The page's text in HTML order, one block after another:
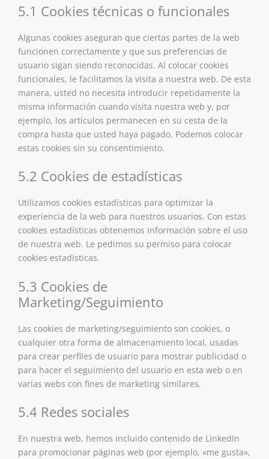
5.1 Cookies técnicas o funcionales
Algunas cookies aseguran que ciertas partes de la web
funcionen correctamente y que sus preferencias de
usuario sigan siendo reconocidas. Al colocar cookies
funcionales, le facilitamos la visita a nuestra web. De esta
manera, usted no necesita introducir repetidamente la
misma información cuando visita nuestra web y, por
ejemplo, los artículos permanecen en su cesta de la
compra hasta que usted haya pagado. Podemos colocar
estas cookies sin su consentimiento.
5.2 Cookies de estadísticas
Utilizamos cookies estadísticas para optimizar la
experiencia de la web para nuestros usuarios. Con estas
cookies estadísticas obtenemos información sobre el uso
de nuestra web. Le pedimos su permiso para colocar
cookies estadísticas.
5.3 Cookies de
Marketing/Seguimiento
Las cookies de marketing/seguimiento son cookies, o
cualquier otra forma de almacenamiento local, usadas
para crear perfiles de usuario para mostrar publicidad o
para hacer el seguimiento del usuario en esta web o en
varias webs con fines de marketing similares.
5.4 Redes sociales
En nuestra web, hemos incluido contenido de LinkedIn
para promocionar páginas web (por ejemplo, «me gusta»,